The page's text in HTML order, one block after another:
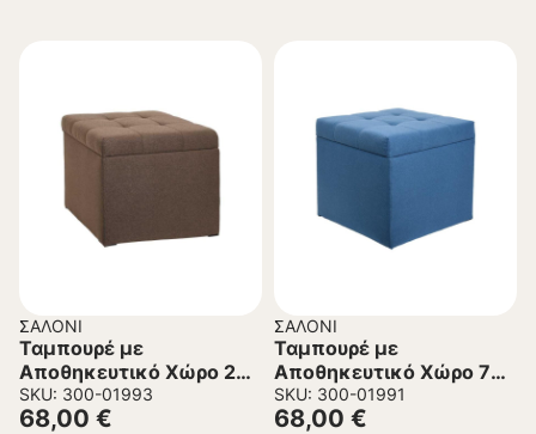
ΣΑΛΌΝΙ
Ταμπουρέ με
Αποθηκευτικό Χώρο 24
FL032 Fylliana Καφέ
50x50x46 εκ.
SKU: 300-01993
68,00 €
ΣΑΛΌΝΙ
Ταμπουρέ με
Αποθηκευτικό Χώρο 74
FL030 Fylliana Μπλέ
50x50x46 εκ.
SKU: 300-01991
68,00 €